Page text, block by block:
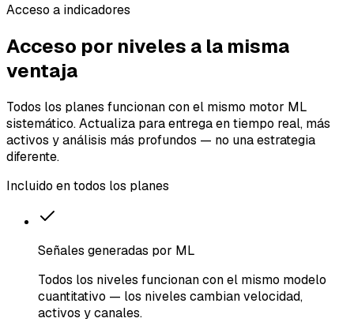
Acceso a indicadores
Acceso por niveles a la misma
ventaja
Todos los planes funcionan con el mismo motor ML
sistemático. Actualiza para entrega en tiempo real, más
activos y análisis más profundos — no una estrategia
diferente.
Incluido en todos los planes
Señales generadas por ML
Todos los niveles funcionan con el mismo modelo
cuantitativo — los niveles cambian velocidad,
activos y canales.